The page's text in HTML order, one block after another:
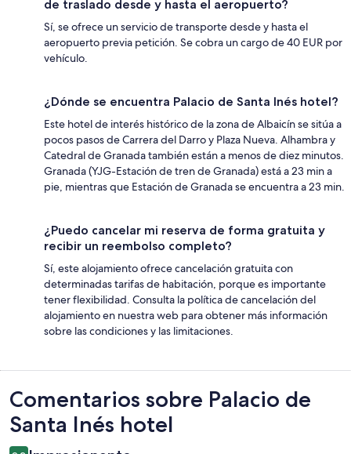
de traslado desde y hasta el aeropuerto?
Sí, se ofrece un servicio de transporte desde y hasta el
aeropuerto previa petición. Se cobra un cargo de 40 EUR por
vehículo.
¿Dónde se encuentra Palacio de Santa Inés hotel?
Este hotel de interés histórico de la zona de Albaicín se sitúa a
pocos pasos de Carrera del Darro y Plaza Nueva. Alhambra y
Catedral de Granada también están a menos de diez minutos.
Granada (YJG-Estación de tren de Granada) está a 23 min a
pie, mientras que Estación de Granada se encuentra a 23 min.
¿Puedo cancelar mi reserva de forma gratuita y
recibir un reembolso completo?
Sí, este alojamiento ofrece cancelación gratuita con
determinadas tarifas de habitación, porque es importante
tener flexibilidad. Consulta la política de cancelación del
alojamiento en nuestra web para obtener más información
sobre las condiciones y las limitaciones.
Comentarios
Comentarios sobre Palacio de
Santa Inés hotel